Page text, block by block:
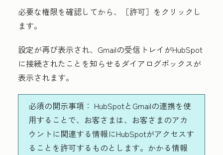
必要な権限を確認してから、
［許可］ をクリックし
ます。
設定が再び表示され、Gmailの受信トレイがHubSpot
に接続されたことを知らせるダイアログボックスが
表示されます。
必須の開示事項： HubSpotとGmailの連携を使
用することで、お客さまは、お客さまのアカ
ウントに関連する情報にHubSpotがアクセスす
ることを許可するものとします。かかる情報